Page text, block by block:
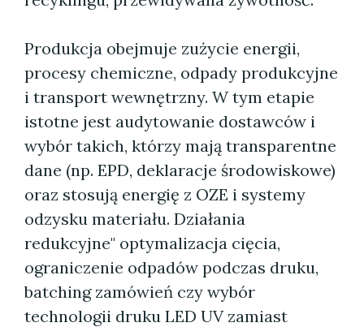
Produkcja obejmuje zużycie energii,
procesy chemiczne, odpady produkcyjne
i transport wewnętrzny. W tym etapie
istotne jest audytowanie dostawców i
wybór takich, którzy mają transparentne
dane (np. EPD, deklaracje środowiskowe)
oraz stosują energię z OZE i systemy
odzysku materiału. Działania
redukcyjne" optymalizacja cięcia,
ograniczenie odpadów podczas druku,
batching zamówień czy wybór
technologii druku LED UV zamiast